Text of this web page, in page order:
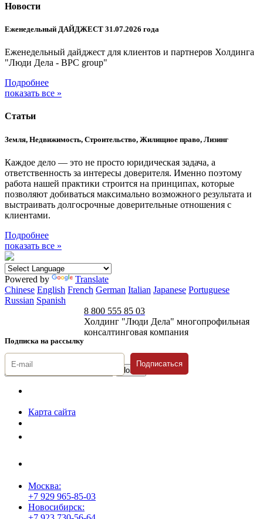
Новости
Еженедельный ДАЙДЖЕСТ 31.07.2026 года
Еженедельный дайджест для клиентов и партнеров Холдинга
"Люди Дела - BPC group"
Подробнее
показать все »
Статьи
Земля, Недвижимость, Строительство, Жилищное право, Лизинг
Каждое дело — это не просто юридическая задача, а
ответственность за интересы доверителя. Именно поэтому
работа нашей практики строится на принципах, которые
позволяют добиваться максимально возможного результата и
выстраивать долгосрочные доверительные отношения с
клиентами.
Подробнее
показать все »
Powered by
Translate
Chinese English French German Italian Japanese Portuguese
Russian Spanish
Подписка на рассылку
8 800 555 85 03
Холдинг "Люди Дела" многопрофильная
консалтинговая компания
Подписаться
Карта сайта
Москва:
+7 929 965-85-03
Новосибирск: